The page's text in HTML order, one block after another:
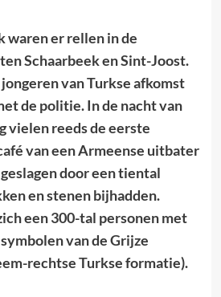
waren er rellen in de
Schaarbeek en Sint-Joost.
van Turkse afkomst
de politie. In de nacht van
vielen reeds de eerste
van een Armeense uitbater
door een tiental
en stenen bijhadden.
een 300-tal personen met
van de Grijze
rechtse Turkse formatie).